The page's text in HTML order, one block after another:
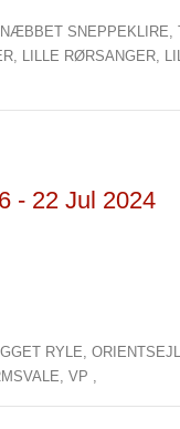
SNEPPEKLIRE,
LILLE RØRSANGER,
- 22 Jul 2024
RYLE,
VP ,